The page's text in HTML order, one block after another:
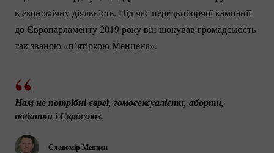
в економічну діяльність. Під час передвиборчої кампанії
до Європарламенту 2019 року він шокував громадськість
так званою «п’ятіркою Менцена».
Славомір Менцен
Нам не потрібні євреї, гомосексуалісти, аборти,
податки і Євросоюз.